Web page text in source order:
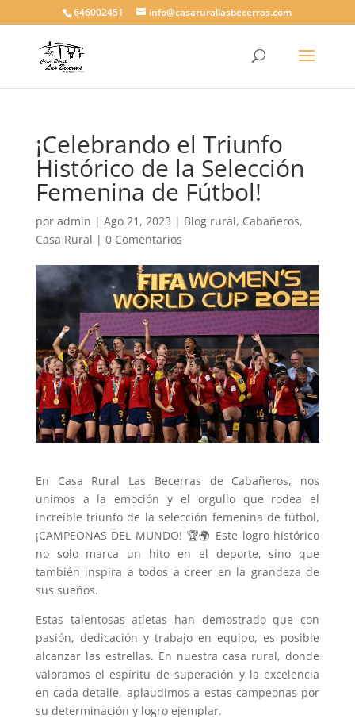
646002451 info@casarurallasbecerras.com
¡Celebrando el Triunfo
Histórico de la Selección
Femenina de Fútbol!
por admin | Ago 21, 2023 | Blog rural, Cabañeros,
Casa Rural | 0 Comentarios
En Casa Rural Las Becerras de Cabañeros, nos
unimos a la emoción y el orgullo que rodea el
increíble triunfo de la selección femenina de fútbol,
¡CAMPEONAS DEL MUNDO! 🏆🌍 Este logro histórico
no solo marca un hito en el deporte, sino que
también inspira a todos a creer en la grandeza de
sus sueños.
Estas talentosas atletas han demostrado que con
pasión, dedicación y trabajo en equipo, es posible
alcanzar las estrellas. En nuestra casa rural, donde
valoramos el espíritu de superación y la excelencia
en cada detalle, aplaudimos a estas campeonas por
su determinación y logro ejemplar.